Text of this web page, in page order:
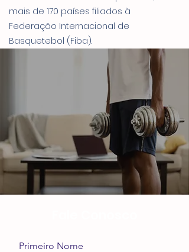
mais de 170 países filiados à
Federação Internacional de
Basquetebol (Fiba).
Primeiro Nome